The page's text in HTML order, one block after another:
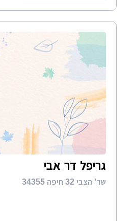
גריפל דר אבי
שד' הצבי 32 חיפה 34355